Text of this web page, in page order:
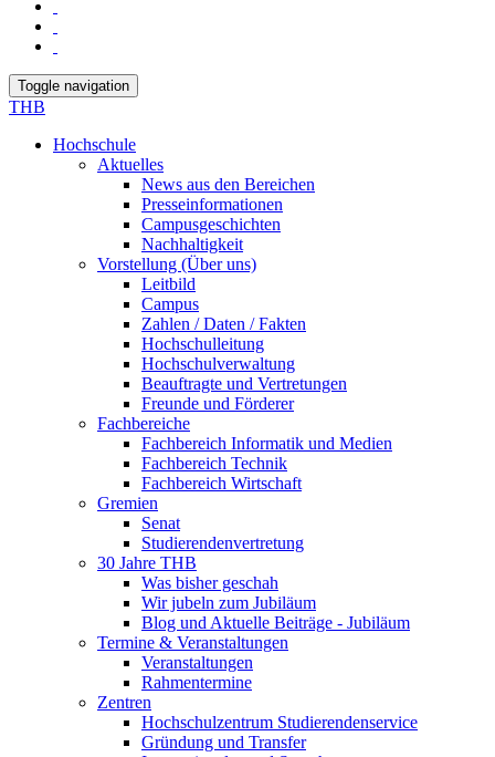
Toggle navigation
THB
Hochschule
Aktuelles
News aus den Bereichen
Presseinformationen
Campusgeschichten
Nachhaltigkeit
Vorstellung (Über uns)
Leitbild
Campus
Zahlen / Daten / Fakten
Hochschulleitung
Hochschulverwaltung
Beauftragte und Vertretungen
Freunde und Förderer
Fachbereiche
Fachbereich Informatik und Medien
Fachbereich Technik
Fachbereich Wirtschaft
Gremien
Senat
Studierendenvertretung
30 Jahre THB
Was bisher geschah
Wir jubeln zum Jubiläum
Blog und Aktuelle Beiträge - Jubiläum
Termine & Veranstaltungen
Veranstaltungen
Rahmentermine
Zentren
Hochschulzentrum Studierendenservice
Gründung und Transfer